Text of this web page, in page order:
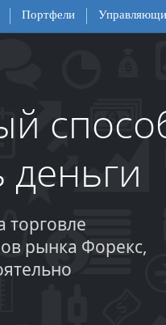
Портфели
деньги
торговле
рынка Форекс,